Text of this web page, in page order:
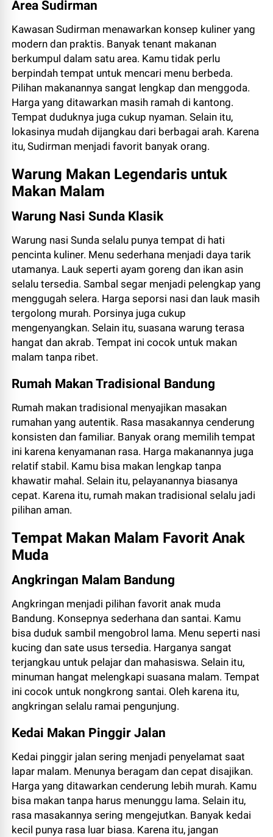
Area Sudirman
Kawasan Sudirman menawarkan konsep kuliner yang
modern dan praktis. Banyak tenant makanan
berkumpul dalam satu area. Kamu tidak perlu
berpindah tempat untuk mencari menu berbeda.
Pilihan makanannya sangat lengkap dan menggoda.
Harga yang ditawarkan masih ramah di kantong.
Tempat duduknya juga cukup nyaman. Selain itu,
lokasinya mudah dijangkau dari berbagai arah. Karena
itu, Sudirman menjadi favorit banyak orang.
Warung Makan Legendaris untuk
Makan Malam
Warung Nasi Sunda Klasik
Warung nasi Sunda selalu punya tempat di hati
pencinta kuliner. Menu sederhana menjadi daya tarik
utamanya. Lauk seperti ayam goreng dan ikan asin
selalu tersedia. Sambal segar menjadi pelengkap yang
menggugah selera. Harga seporsi nasi dan lauk masih
tergolong murah. Porsinya juga cukup
mengenyangkan. Selain itu, suasana warung terasa
hangat dan akrab. Tempat ini cocok untuk makan
malam tanpa ribet.
Rumah Makan Tradisional Bandung
Rumah makan tradisional menyajikan masakan
rumahan yang autentik. Rasa masakannya cenderung
konsisten dan familiar. Banyak orang memilih tempat
ini karena kenyamanan rasa. Harga makanannya juga
relatif stabil. Kamu bisa makan lengkap tanpa
khawatir mahal. Selain itu, pelayanannya biasanya
cepat. Karena itu, rumah makan tradisional selalu jadi
pilihan aman.
Tempat Makan Malam Favorit Anak
Muda
Angkringan Malam Bandung
Angkringan menjadi pilihan favorit anak muda
Bandung. Konsepnya sederhana dan santai. Kamu
bisa duduk sambil mengobrol lama. Menu seperti nasi
kucing dan sate usus tersedia. Harganya sangat
terjangkau untuk pelajar dan mahasiswa. Selain itu,
minuman hangat melengkapi suasana malam. Tempat
ini cocok untuk nongkrong santai. Oleh karena itu,
angkringan selalu ramai pengunjung.
Kedai Makan Pinggir Jalan
Kedai pinggir jalan sering menjadi penyelamat saat
lapar malam. Menunya beragam dan cepat disajikan.
Harga yang ditawarkan cenderung lebih murah. Kamu
bisa makan tanpa harus menunggu lama. Selain itu,
rasa masakannya sering mengejutkan. Banyak kedai
kecil punya rasa luar biasa. Karena itu, jangan